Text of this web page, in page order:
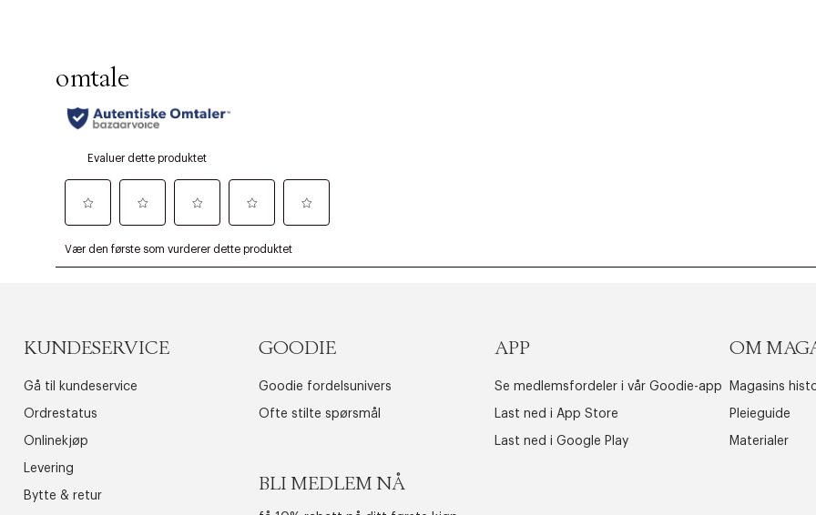
KUNDESERVICE
Gå til kundeservice
Ordrestatus
Onlinekjøp
Levering
Bytte & retur
GOODIE
Goodie fordelsunivers
Ofte stilte spørsmål
BLI MEDLEM NÅ
APP
Se medlemsfordeler i vår Goodie-app
Last ned i App Store
Last ned i Google Play
OM
Magasins
Pleieguide
Materialer